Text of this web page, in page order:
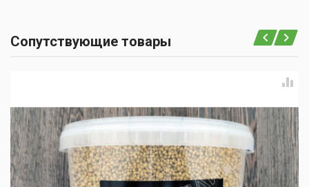
Сопутствующие товары